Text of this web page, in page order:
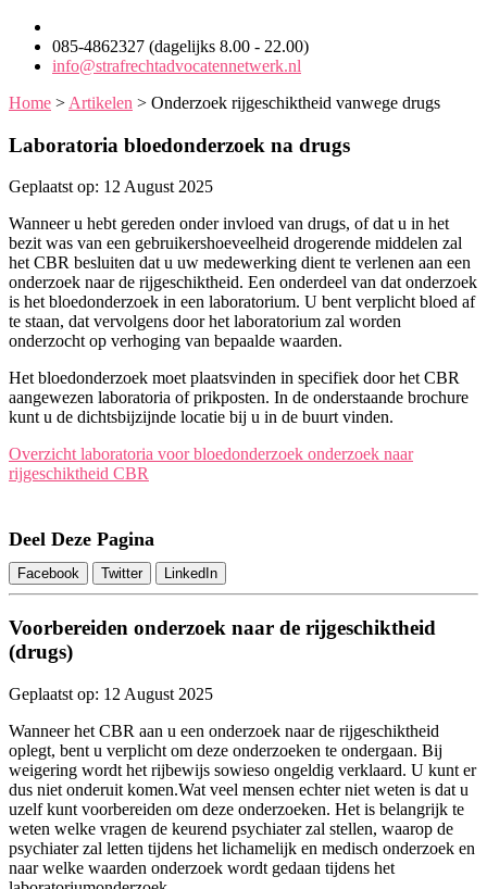
085-4862327 (dagelijks 8.00 - 22.00)
info@strafrechtadvocatennetwerk.nl
Home > Artikelen > Onderzoek rijgeschiktheid vanwege drugs
Laboratoria bloedonderzoek na drugs
Geplaatst op: 12 August 2025
Wanneer u hebt gereden onder invloed van drugs, of dat u in het
bezit was van een gebruikershoeveelheid drogerende middelen zal
het CBR besluiten dat u uw medewerking dient te verlenen aan een
onderzoek naar de rijgeschiktheid. Een onderdeel van dat onderzoek
is het bloedonderzoek in een laboratorium. U bent verplicht bloed af
te staan, dat vervolgens door het laboratorium zal worden
onderzocht op verhoging van bepaalde waarden.
Het bloedonderzoek moet plaatsvinden in specifiek door het CBR
aangewezen laboratoria of prikposten. In de onderstaande brochure
kunt u de dichtsbijzijnde locatie bij u in de buurt vinden.
Overzicht laboratoria voor bloedonderzoek onderzoek naar
rijgeschiktheid CBR
Deel Deze Pagina
Facebook Twitter LinkedIn
Voorbereiden onderzoek naar de rijgeschiktheid
(drugs)
Geplaatst op: 12 August 2025
Wanneer het CBR aan u een onderzoek naar de rijgeschiktheid
oplegt, bent u verplicht om deze onderzoeken te ondergaan. Bij
weigering wordt het rijbewijs sowieso ongeldig verklaard. U kunt er
dus niet onderuit komen.Wat veel mensen echter niet weten is dat u
uzelf kunt voorbereiden om deze onderzoeken. Het is belangrijk te
weten welke vragen de keurend psychiater zal stellen, waarop de
psychiater zal letten tijdens het lichamelijk en medisch onderzoek en
naar welke waarden onderzoek wordt gedaan tijdens het